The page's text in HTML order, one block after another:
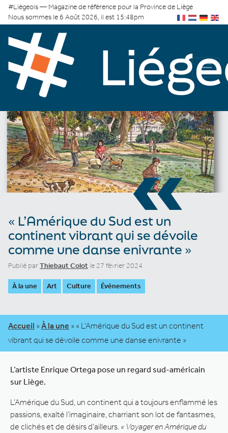
#Liégeois — Magazine de référence pour la Province de Liège
Nous sommes le 6 Août 2026, il est 15:48pm
«
« L’Amérique du Sud est un
continent vibrant qui se dévoile
comme une danse enivrante »
Publié parThiebaut Colot le 27 février 2024
À la une Art Culture Événements
Accueil » À la une » « L’Amérique du Sud est un continent
vibrant qui se dévoile comme une danse enivrante »
L’artiste Enrique Ortega pose un regard sud-américain
sur Liège.
L’Amérique du Sud, un continent qui a toujours enflammé les
passions, exalté l’imaginaire, charriant son lot de fantasmes,
de clichés et de désirs d’ailleurs. « Voyager en Amérique du